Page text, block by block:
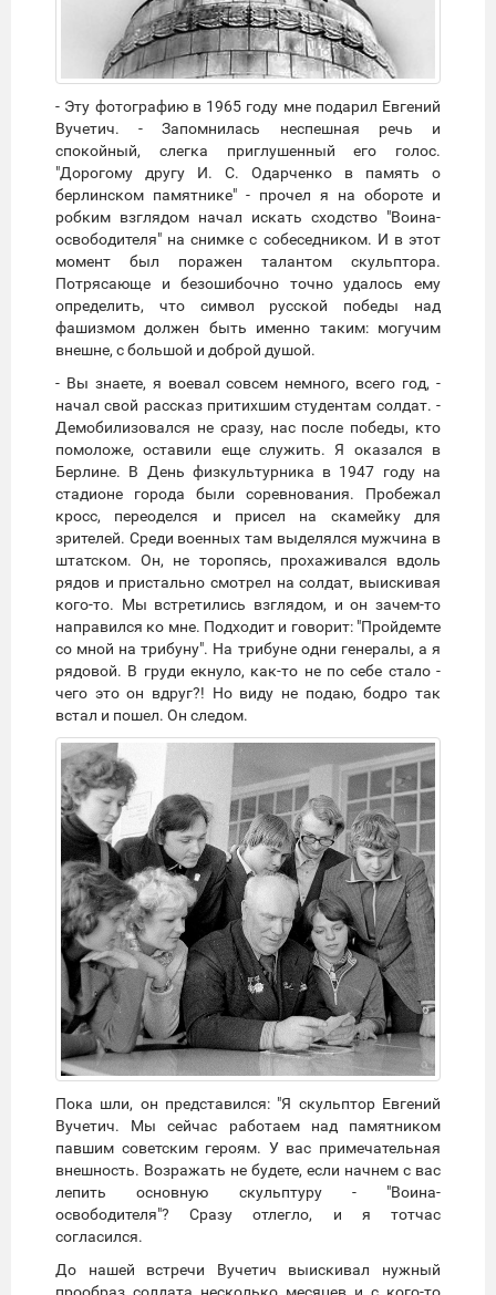
- Эту фотографию в 1965 году мне подарил Евгений
Вучетич. - Запомнилась неспешная речь и
спокойный, слегка приглушенный его голос.
"Дорогому другу И. С. Одарченко в память о
берлинском памятнике" - прочел я на обороте и
робким взглядом начал искать сходство "Воина-
освободителя" на снимке с собеседником. И в этот
момент был поражен талантом скульптора.
Потрясающе и безошибочно точно удалось ему
определить, что символ русской победы над
фашизмом должен быть именно таким: могучим
внешне, с большой и доброй душой.
- Вы знаете, я воевал совсем немного, всего год, -
начал свой рассказ притихшим студентам солдат. -
Демобилизовался не сразу, нас после победы, кто
помоложе, оставили еще служить. Я оказался в
Берлине. В День физкультурника в 1947 году на
стадионе города были соревнования. Пробежал
кросс, переоделся и присел на скамейку для
зрителей. Среди военных там выделялся мужчина в
штатском. Он, не торопясь, прохаживался вдоль
рядов и пристально смотрел на солдат, выискивая
кого-то. Мы встретились взглядом, и он зачем-то
направился ко мне. Подходит и говорит: "Пройдемте
со мной на трибуну". На трибуне одни генералы, а я
рядовой. В груди екнуло, как-то не по себе стало -
чего это он вдруг?! Но виду не подаю, бодро так
встал и пошел. Он следом.
Пока шли, он представился: "Я скульптор Евгений
Вучетич. Мы сейчас работаем над памятником
павшим советским героям. У вас примечательная
внешность. Возражать не будете, если начнем с вас
лепить основную скульптуру - "Воина-
освободителя"? Сразу отлегло, и я тотчас
согласился.
До нашей встречи Вучетич выискивал нужный